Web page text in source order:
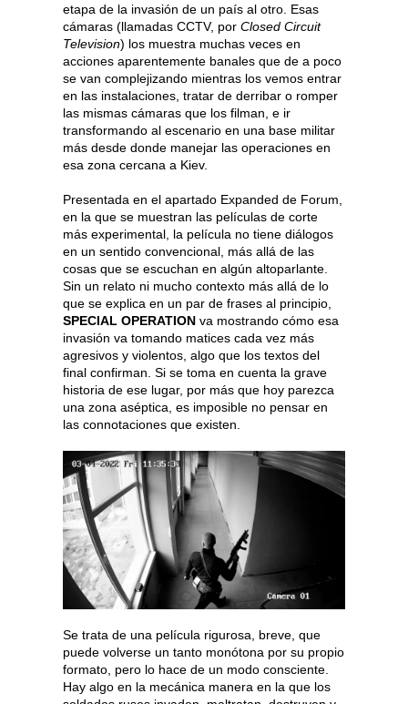
etapa de la invasión de un país al otro. Esas
cámaras (llamadas CCTV, por Closed Circuit
Television) los muestra muchas veces en
acciones aparentemente banales que de a poco
se van complejizando mientras los vemos entrar
en las instalaciones, tratar de derribar o romper
las mismas cámaras que los filman, e ir
transformando al escenario en una base militar
más desde donde manejar las operaciones en
esa zona cercana a Kiev.
Presentada en el apartado Expanded de Forum,
en la que se muestran las películas de corte
más experimental, la película no tiene diálogos
en un sentido convencional, más allá de las
cosas que se escuchan en algún altoparlante.
Sin un relato ni mucho contexto más allá de lo
que se explica en un par de frases al principio,
SPECIAL OPERATION va mostrando cómo esa
invasión va tomando matices cada vez más
agresivos y violentos, algo que los textos del
final confirman. Si se toma en cuenta la grave
historia de ese lugar, por más que hoy parezca
una zona aséptica, es imposible no pensar en
las connotaciones que existen.
Se trata de una película rigurosa, breve, que
puede volverse un tanto monótona por su propio
formato, pero lo hace de un modo consciente.
Hay algo en la mecánica manera en la que los